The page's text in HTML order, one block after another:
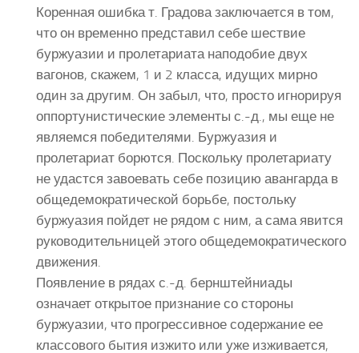
Коренная ошибка т. Градова заключается в том,
что он временно представил себе шествие
буржуазии и пролетариата наподобие двух
вагонов, скажем, 1 и 2 класса, идущих мирно
один за другим. Он забыл, что, просто игнорируя
оппортунистические элементы с.-д., мы еще не
являемся победителями. Буржуазия и
пролетариат борются. Поскольку пролетариату
не удастся завоевать себе позицию авангарда в
общедемократической борьбе, постольку
буржуазия пойдет не рядом с ним, а сама явится
руководительницей этого общедемократического
движения.
Появление в рядах с.-д. бернштейниады
означает открытое признание со стороны
буржуазии, что прогрессивное содержание ее
классового бытия изжито или уже изживается,